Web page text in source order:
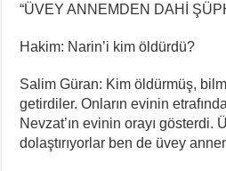
“ÜVEY ANNEMDEN DAHİ
Hakim: Narin’i kim öldürdü?
Salim Güran: Kim öldürmüş,
getirdiler. Onların evinin
Nevzat’ın evinin orayı gösterdi.
dolaştırıyorlar ben de üvey